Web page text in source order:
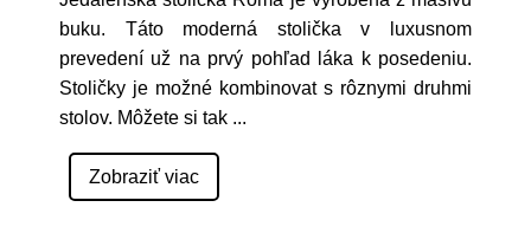
buku. Táto moderná stolička v luxusnom
prevedení už na prvý pohľad láka k posedeniu.
Stoličky je možné kombinovat s rôznymi druhmi
stolov. Môžete si tak ...
Zobraziť viac